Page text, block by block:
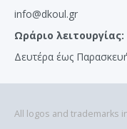
info@dkoul.gr
Ωράριο λειτουργίας:
Δευτέρα έως
All logos and trademarks